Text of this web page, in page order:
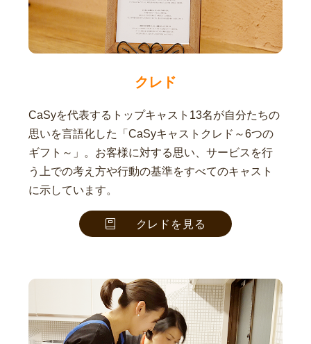
クレド
CaSyを代表するトップキャスト13名が自分たちの
思いを言語化した「CaSyキャストクレド～6つの
ギフト～」。お客様に対する思い、サービスを行
う上での考え方や行動の基準をすべてのキャスト
に示しています。
クレドを見る